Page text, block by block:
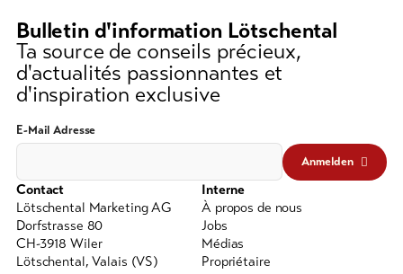
moins
3
caractères)
Bulletin d'information Lötschental
Ta source de conseils précieux,
d'actualités passionnantes et
d'inspiration exclusive
E-Mail Adresse
Anmelden
Contact
Lötschental Marketing AG
Dorfstrasse 80
CH-3918 Wiler
Lötschental, Valais (VS)
Interne
À propos de nous
Jobs
Médias
Propriétaire